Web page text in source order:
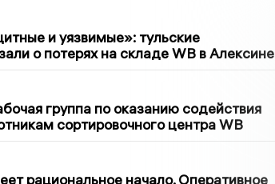
и уязвимые»: тульские
о потерях на складе WB в Алексине
группа по оказанию содействия
сортировочного центра WB
рациональное начало. Оперативное